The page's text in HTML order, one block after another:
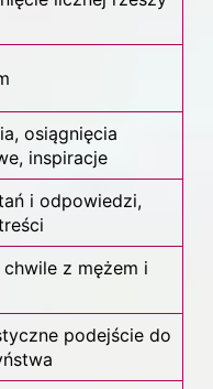
osiągnięcia
inspiracje
i odpowiedzi,
chwile z mężem i
podejście do